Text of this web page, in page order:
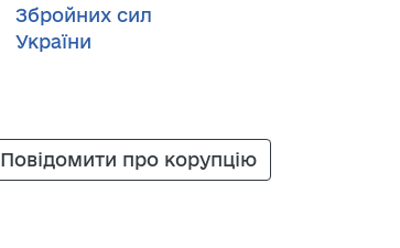
Збройних сил
України
Повідомити про корупцію